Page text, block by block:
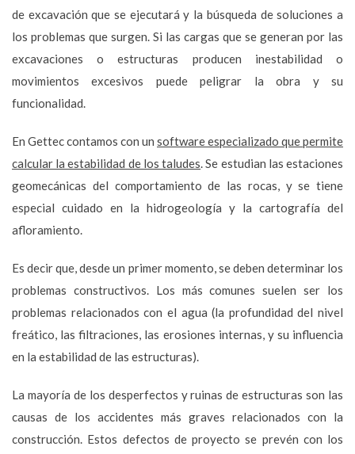
de excavación que se ejecutará y la búsqueda de soluciones a
los problemas que surgen. Si las cargas que se generan por las
excavaciones o estructuras producen inestabilidad o
movimientos excesivos puede peligrar la obra y su
funcionalidad.
En Gettec contamos con un software especializado que permite
calcular la estabilidad de los taludes. Se estudian las estaciones
geomecánicas del comportamiento de las rocas, y se tiene
especial cuidado en la hidrogeología y la cartografía del
afloramiento.
Es decir que, desde un primer momento, se deben determinar los
problemas constructivos. Los más comunes suelen ser los
problemas relacionados con el agua (la profundidad del nivel
freático, las filtraciones, las erosiones internas, y su influencia
en la estabilidad de las estructuras).
La mayoría de los desperfectos y ruinas de estructuras son las
causas de los accidentes más graves relacionados con la
construcción. Estos defectos de proyecto se prevén con los